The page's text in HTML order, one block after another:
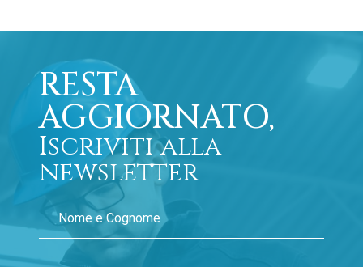
RESTA
AGGIORNATO,
Iscriviti alla
newsletter